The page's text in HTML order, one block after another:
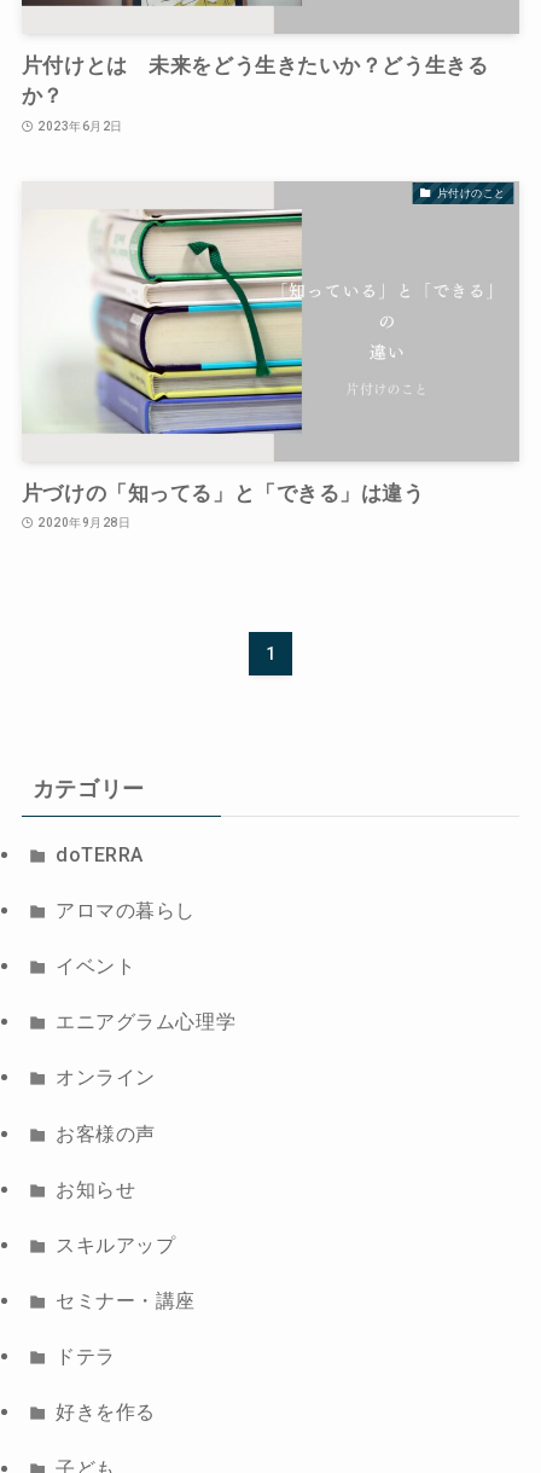
片付けとは 未来をどう生きたいか？どう生きる
か？
2023年6月2日
片付けのこと
片づけの「知ってる」と「できる」は違う
2020年9月28日
1
カテゴリー
doTERRA
アロマの暮らし
イベント
エニアグラム心理学
オンライン
お客様の声
お知らせ
スキルアップ
セミナー・講座
ドテラ
好きを作る
子ども